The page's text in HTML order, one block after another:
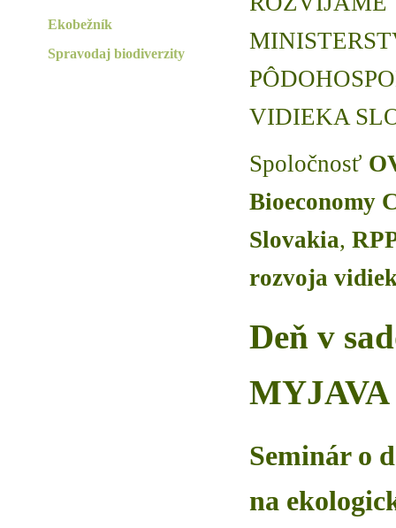
Ekobežník
Spravodaj biodiverzity
VIDIEKA
Spoločnosť
Bioeconomy
Slovakia,
rozvoja
Deň v
MYJAVA
Seminár o
na